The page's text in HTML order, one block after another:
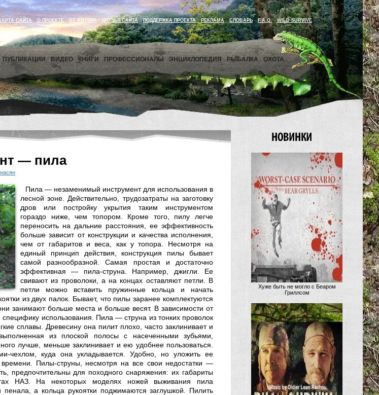
КАРТА САЙТА О ПРОЕКТЕ ОТ АВТОРА ДРУЗЬЯ САЙТА ПОДДЕРЖКА ПРОЕКТА РЕКЛАМА СЛОВАРЬ F.A.Q. WILD SURVIVE
ПУБЛИКАЦИИ ВИДЕО КНИГИ ПРОФЕССИОНАЛЫ ЭНЦИКЛОПЕДИЯ РЫБАЛКА ОХОТА
— пила
Пила — незаменимый инструмент для использования в
лесной зоне. Действительно, трудозатраты на заготовку
дров или постройку укрытия таким инструментом
гораздо ниже, чем топором. Кроме того, пилу легче
переносить на дальние расстояния, ее эффективность
больше зависит от конструкции и качества исполнения,
чем от габаритов и веса, как у топора. Несмотря на
единый принцип действия, конструкция пилы бывает
самой разнообразной. Самая простая и достаточно
эффективная — пила-струна. Например, джигли. Ее
свивают из проволоки, а на концах оставляют петли. В
петли можно вставить пружинные кольца и начать
из двух палок. Бывает, что пилы заранее комплектуются
занимают больше места и больше весят. В зависимости от
использования. Пила — струна из тонких проволок
сплавы. Древесину она пилит плохо, часто заклинивает и
из плоской полосы с насеченными зубьями,
лучше, меньше заклинивает и ею удобнее пользоваться.
чехлом, куда она укладывается. Удобно, но уложить ее
Пилы-струны, несмотря на все свои недостатки —
предпочтительны для походного снаряжения: их габариты
НАЗ. На некоторых моделях ножей выживания пила
а кольца рукоятки поджимаются заглушкой. Пилить
Хуже быть не могло с Беаром
Гриллсом